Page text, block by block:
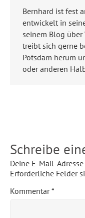
Bernhard ist fest
entwickelt in
seinem Blog über
treibt sich gerne
Potsdam herum
oder anderen
Schreibe
Deine E-Mail-
Erforderliche Felder
Kommentar*